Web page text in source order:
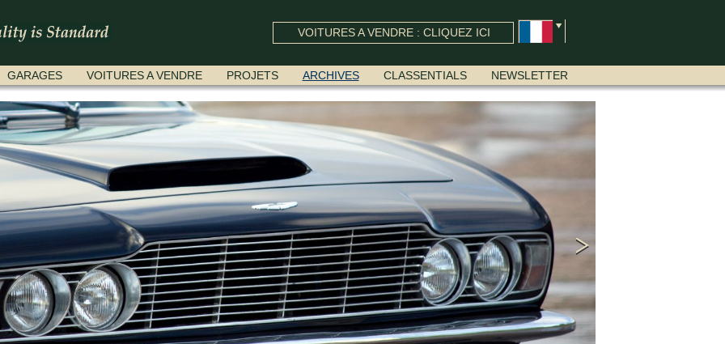
VOITURES A VENDRE : CLIQUEZ ICI
GARAGES VOITURES A VENDRE PROJETS ARCHIVES CLASSENTIALS NEWSLETTER